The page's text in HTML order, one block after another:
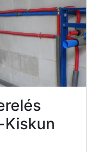
Kiskun